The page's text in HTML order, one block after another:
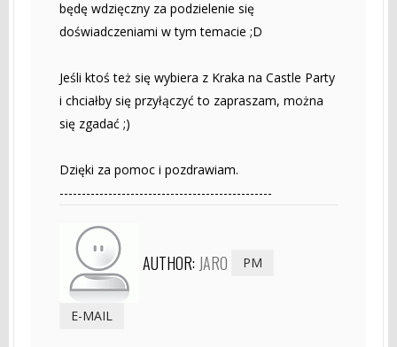
będę wdzięczny za podzielenie się
doświadczeniami w tym temacie ;D
Jeśli ktoś też się wybiera z Kraka na Castle Party
i chciałby się przyłączyć to zapraszam, można
się zgadać ;)
Dzięki za pomoc i pozdrawiam.
------------------------------------------------
AUTHOR: JARO PM
E-MAIL